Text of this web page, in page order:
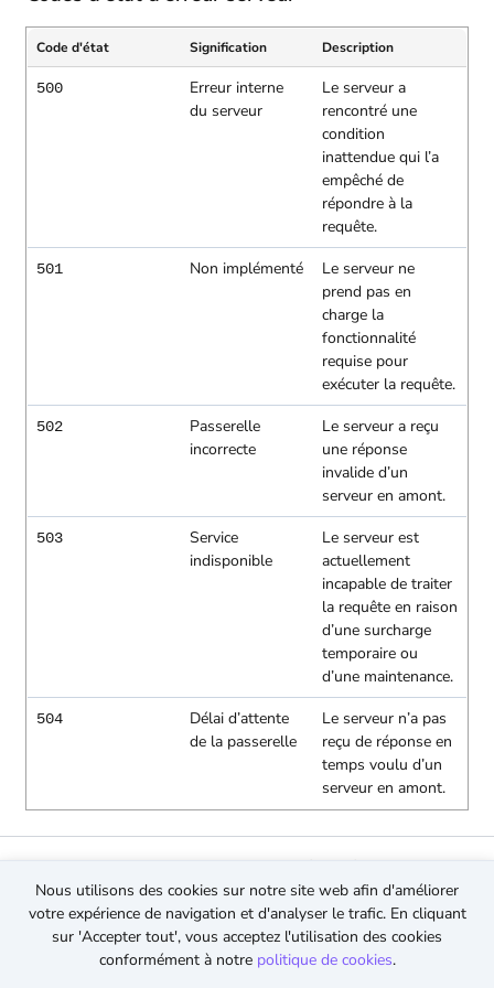
Code d'état Signification Description
500
Erreur interne
du serveur
Le serveur a
rencontré une
condition
inattendue qui l’a
empêché de
répondre à la
requête.
501 Non implémenté
Le serveur ne
prend pas en
charge la
fonctionnalité
requise pour
exécuter la requête.
502
Passerelle
incorrecte
Le serveur a reçu
une réponse
invalide d’un
serveur en amont.
503
Service
indisponible
Le serveur est
actuellement
incapable de traiter
la requête en raison
d’une surcharge
temporaire ou
d’une maintenance.
504
Délai d’attente
de la passerelle
Le serveur n’a pas
reçu de réponse en
temps voulu d’un
serveur en amont.
Conditions générales
Politique de confidentialité
Politique en matière de cookies
Nous utilisons des cookies sur notre site web afin d'améliorer
votre expérience de navigation et d'analyser le trafic. En cliquant
sur 'Accepter tout', vous acceptez l'utilisation des cookies
conformément à notre politique de cookies.